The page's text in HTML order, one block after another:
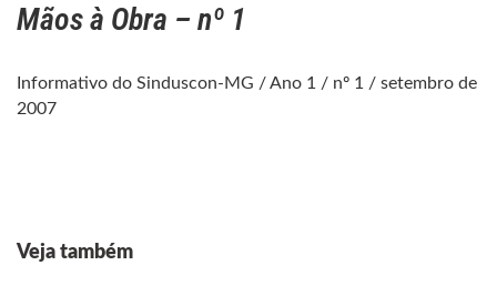
Mãos à Obra – nº 1
Informativo do Sinduscon-MG / Ano 1 / nº 1 / setembro de
2007
Veja também